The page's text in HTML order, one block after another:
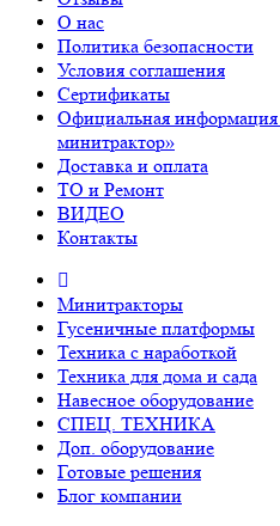
О нас
Политика безопасности
Условия соглашения
Сертификаты
Официальная информация
минитрактор»
Доставка и оплата
ТО и Ремонт
ВИДЕО
Контакты
Минитракторы
Гусеничные платформы
Техника с наработкой
Техника для дома и сада
Навесное оборудование
СПЕЦ. ТЕХНИКА
Доп. оборудование
Готовые решения
Блог компании